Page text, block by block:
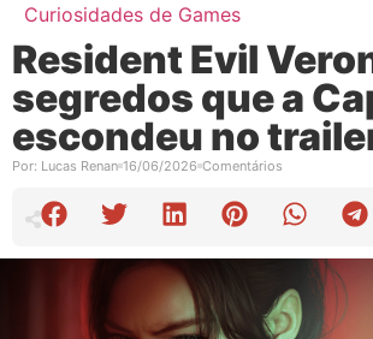
Curiosidades de Games
Resident Evil
segredos que a
escondeu no
Por: Lucas Renan 16/06/2026 Comentários